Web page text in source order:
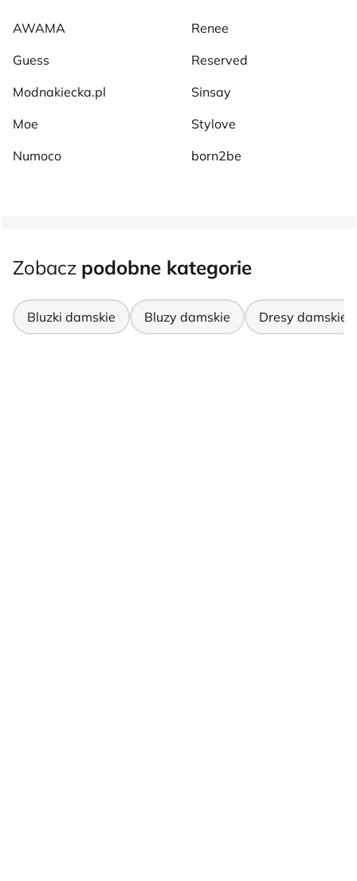
AWAMA
Guess
Modnakiecka.pl
Moe
Numoco
Renee
Reserved
Sinsay
Stylove
born2be
Zobacz podobne kategorie
Bluzki damskie Bluzy damskie Dresy damskie